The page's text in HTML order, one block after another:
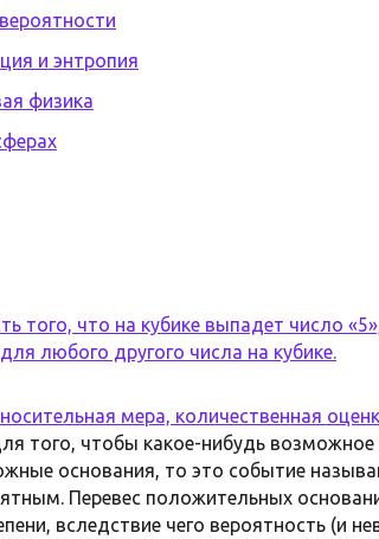
и энтропия
физика
того, что на кубике выпадет число
любого другого числа на кубике.
мера, количественная
того, чтобы какое-нибудь
основания, то это событие
Перевес положительных
вследствие чего вероятность (и